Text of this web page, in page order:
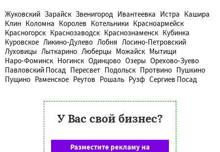
Жуковский Зарайск Звенигород Ивантеевка Истра Кашира
Клин Коломна Королев Котельники Красноармейск
Красногорск Краснозаводск Краснознаменск Кубинка
Куровское Ликино-Дулево Лобня Лосино-Петровский
Луховицы Лыткарино Люберцы Можайск Мытищи
Наро-Фоминск Ногинск Одинцово Озеры Орехово-Зуево
Павловский Посад Пересвет Подольск Протвино Пушкино
Пущино Раменское Реутов Рошаль Рузф Сергиев Посад
У Вас свой бизнес?
Разместите рекламу на